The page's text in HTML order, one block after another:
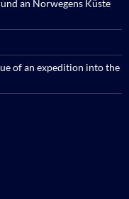
an Norwegens Küste
of an expedition into the